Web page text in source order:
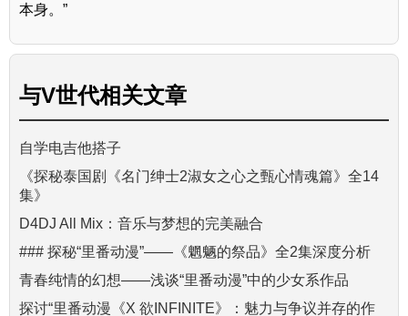
本身。”
与V世代相关文章
自学电吉他搭子
《探秘泰国剧《名门绅士2淑女之心之甄心情魂篇》全14
集》
D4DJ All Mix：音乐与梦想的完美融合
### 探秘“里番动漫”——《魍魉的祭品》全2集深度分析
青春纯情的幻想——浅谈“里番动漫”中的少女系作品
探讨“里番动漫《X 欲INFINITE》：魅力与争议并存的作